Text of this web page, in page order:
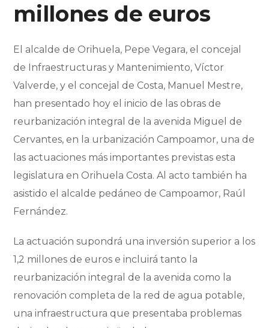
millones de euros
El alcalde de Orihuela, Pepe Vegara, el concejal
de Infraestructuras y Mantenimiento, Víctor
Valverde, y el concejal de Costa, Manuel Mestre,
han presentado hoy el inicio de las obras de
reurbanización integral de la avenida Miguel de
Cervantes, en la urbanización Campoamor, una de
las actuaciones más importantes previstas esta
legislatura en Orihuela Costa. Al acto también ha
asistido el alcalde pedáneo de Campoamor, Raúl
Fernández.
La actuación supondrá una inversión superior a los
1,2 millones de euros e incluirá tanto la
reurbanización integral de la avenida como la
renovación completa de la red de agua potable,
una infraestructura que presentaba problemas